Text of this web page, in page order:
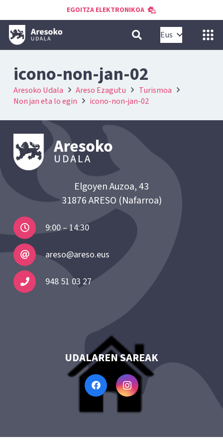
EGOITZA ELEKTRONIKOA
Eus
icono-non-jan-02
Aresoko Udala Areso Ezagutu
Turismoa
Non jan eta lo egin
icono-non-jan-02
Elgoyen Auzoa, 43
31876 ARESO (Nafarroa)
9:00 – 14:30
areso@areso.eus
948 51 03 27
UDALAREN SAREAK